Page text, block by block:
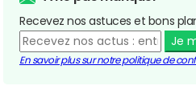
Recevez nos astuces et bons
Je
En savoir plus sur notre politique de